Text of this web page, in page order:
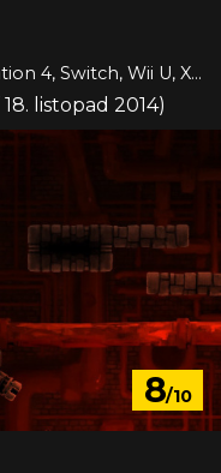
Android, PC, PlayStation 3, PlayStation 4, Switch, Wii U, Xbox One, iOS
listopad 2014)
8/10